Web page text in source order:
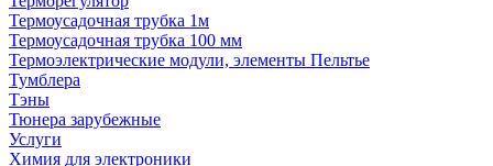
Термоусадочная трубка 1м
Термоусадочная трубка 100 мм
Термоэлектрические модули, элементы Пельтье
Тумблера
Тэны
Тюнера зарубежные
Услуги
Химия для электроники